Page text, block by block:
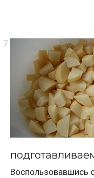
Воспользовавшись